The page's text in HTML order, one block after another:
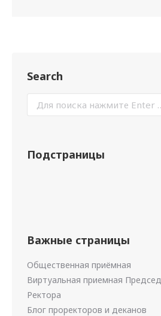
Search
Подстраницы
Важные страницы
Общественная приёмная
Виртуальная приемная
Ректора
Блог проректоров и деканов